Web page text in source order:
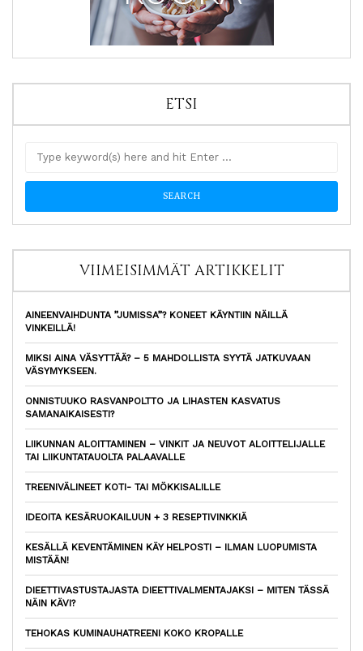
ETSI
VIIMEISIMMÄT ARTIKKELIT
AINEENVAIHDUNTA ”JUMISSA”? KONEET KÄYNTIIN NÄILLÄ
VINKEILLÄ!
MIKSI AINA VÄSYTTÄÄ? – 5 MAHDOLLISTA SYYTÄ JATKUVAAN
VÄSYMYKSEEN.
ONNISTUUKO RASVANPOLTTO JA LIHASTEN KASVATUS
SAMANAIKAISESTI?
LIIKUNNAN ALOITTAMINEN – VINKIT JA NEUVOT ALOITTELIJALLE
TAI LIIKUNTATAUOLTA PALAAVALLE
TREENIVÄLINEET KOTI- TAI MÖKKISALILLE
IDEOITA KESÄRUOKAILUUN + 3 RESEPTIVINKKIÄ
KESÄLLÄ KEVENTÄMINEN KÄY HELPOSTI – ILMAN LUOPUMISTA
MISTÄÄN!
DIEETTIVASTUSTAJASTA DIEETTIVALMENTAJAKSI – MITEN TÄSSÄ
NÄIN KÄVI?
TEHOKAS KUMINAUHATREENI KOKO KROPALLE